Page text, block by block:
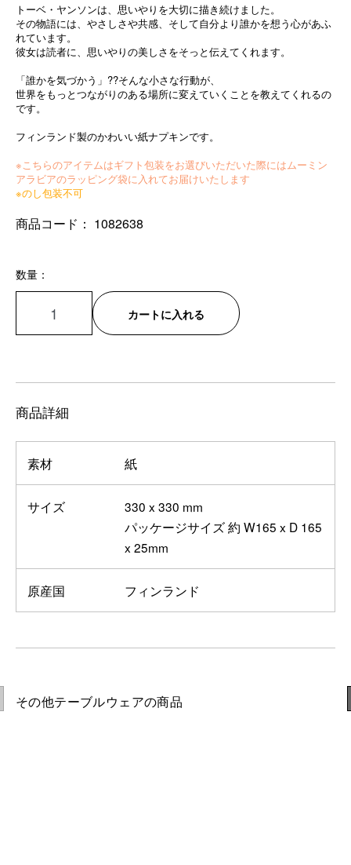
トーベ・ヤンソンは、思いやりを大切に描き続けました。
その物語には、やさしさや共感、そして自分より誰かを想う心があふ
れています。
彼女は読者に、思いやりの美しさをそっと伝えてくれます。
「誰かを気づかう」??そんな小さな行動が、
世界をもっとつながりのある場所に変えていくことを教えてくれるの
です。
フィンランド製のかわいい紙ナプキンです。
※こちらのアイテムはギフト包装をお選びいただいた際にはムーミン
アラビアのラッピング袋に入れてお届けいたします
※のし包装不可
商品コード： 1082638
数量：
カートに入れる
商品詳細
素材 紙
サイズ
330 x 330 mm
パッケージサイズ 約 W165 x D 165
x 25mm
原産国 フィンランド
その他テーブルウェアの商品